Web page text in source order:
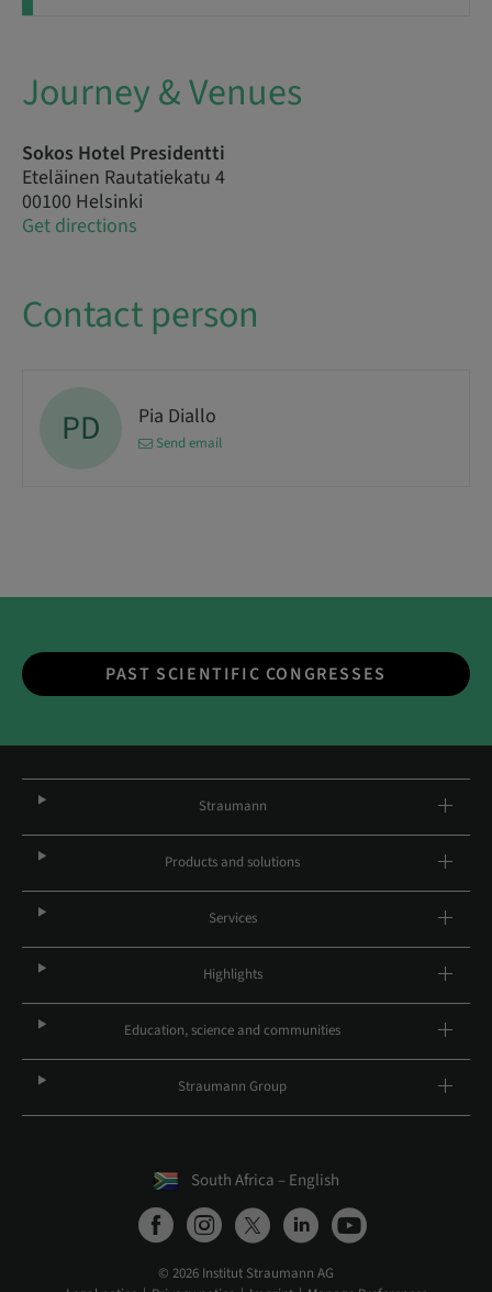
Journey & Venues
Sokos Hotel Presidentti
Eteläinen Rautatiekatu 4
00100 Helsinki
Get directions
Contact person
PD Pia Diallo
Send email
PAST SCIENTIFIC CONGRESSES
Straumann
Products and solutions
Services
Highlights
Education, science and communities
Straumann Group
South Africa – English
© 2026 Institut Straumann AG